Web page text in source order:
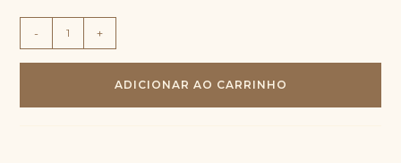
de
- +
ADICIONAR AO CARRINHO